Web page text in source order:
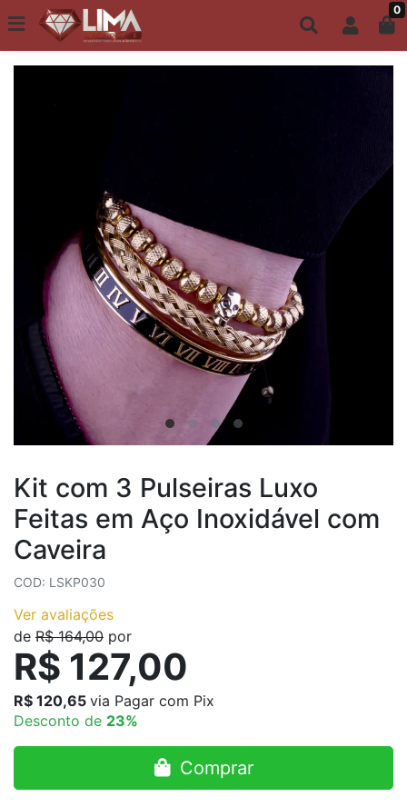
Todo site até 6X s/ juros | Frete Grátis a partir de R$149,00 0
ACESSÓRIOS FEMININOS
Kit com 3 Pulseiras Luxo
Feitas em Aço Inoxidável com
Caveira
COD: LSKP030
Ver avaliações
de R$ 164,00 por
R$ 127,00
R$ 120,65 via Pagar com Pix
Desconto de 23%
Comprar